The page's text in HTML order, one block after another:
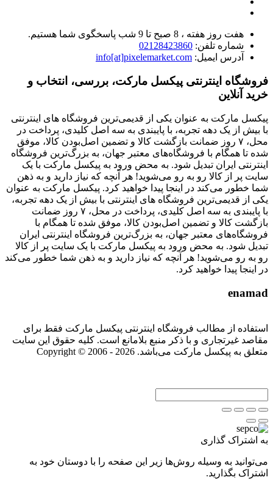
هفت روز هفته ، 8 صبح تا 9 شب پاسخگوی شما هستیم.
شماره تلفن: 02128423860
آدرس ایمیل: info[at]pixelemarket.com
فروشگاه اینترنتی پیکسل مارکت، بررسی، انتخاب و
خرید آنلاین
پیکسل مارکت به عنوان یکی از قدیمی‌ترین فروشگاه های اینترنتی
با بیش از یک دهه تجربه، با پایبندی به سه اصل کلیدی، پرداخت در
محل، ۷ روز ضمانت بازگشت کالا و تضمین اصل‌بودن کالا، موفق
شده تا همگام با فروشگاه‌های معتبر جهان، به بزرگ‌ترین فروشگاه
اینترنتی ایران تبدیل شود. به محض ورود به پیکسل مارکت با یک
سایت پر از کالا رو به رو می‌شوید! هر آنچه که نیاز دارید و به ذهن
شما خطور می‌کند در اینجا پیدا خواهید کرد. پیکسل مارکت به عنوان
یکی از قدیمی‌ترین فروشگاه های اینترنتی با بیش از یک دهه تجربه،
با پایبندی به سه اصل کلیدی، پرداخت در محل، ۷ روز ضمانت
بازگشت کالا و تضمین اصل‌بودن کالا، موفق شده تا همگام با
فروشگاه‌های معتبر جهان، به بزرگ‌ترین فروشگاه اینترنتی ایران
تبدیل شود. به محض ورود به پیکسل مارکت با یک سایت پر از کالا
رو به رو می‌شوید! هر آنچه که نیاز دارید و به ذهن شما خطور می‌کند
در اینجا پیدا خواهید کرد.
enamad
استفاده از مطالب فروشگاه اینترنتی پیکسل مارکت فقط برای
مقاصد غیرتجاری و با ذکر منبع بلامانع است. کلیه حقوق این سایت
متعلق به پیکسل مارکت می‌باشد. Copyright © 2006 - 2026
به اشتراک گذاری
می‌توانید به وسیله روش‌ها زیر این صفحه را با دوستان خود به
اشتراک بگذارید.